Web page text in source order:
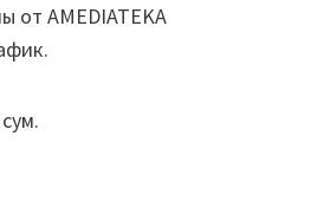
от AMEDIATEKA